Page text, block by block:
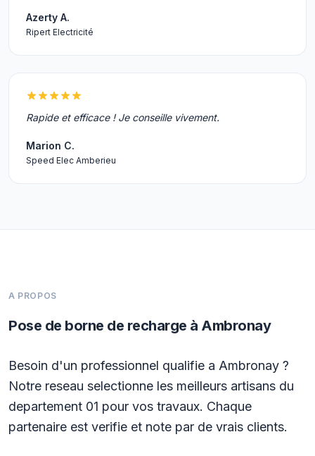
Azerty A.
Ripert Electricité
Rapide et efficace ! Je conseille vivement.
Marion C.
Speed Elec Amberieu
A PROPOS
Pose de borne de recharge à Ambronay
Besoin d'un professionnel qualifie a Ambronay ?
Notre reseau selectionne les meilleurs artisans du
departement 01 pour vos travaux. Chaque
partenaire est verifie et note par de vrais clients.